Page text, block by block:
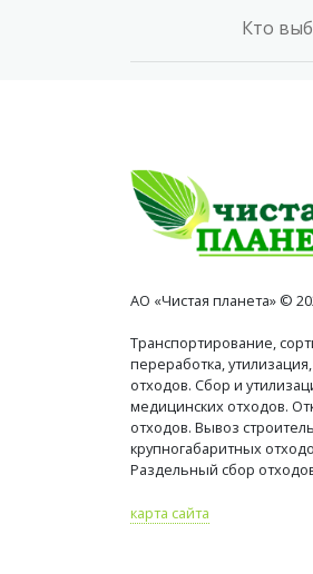
Кто
АО «Чистая планета» ©
Транспортирование,
переработка,
отходов. Сбор и
медицинских отходов.
отходов. Вывоз
крупногабаритных
Раздельный сбор
карта сайта